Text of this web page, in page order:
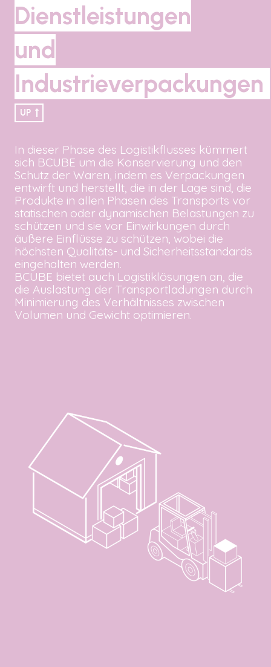
Dienstleistungen
und
Industrieverpackungen
UP
In dieser Phase des Logistikflusses kümmert
sich BCUBE um die Konservierung und den
Schutz der Waren, indem es Verpackungen
entwirft und herstellt, die in der Lage sind, die
Produkte in allen Phasen des Transports vor
statischen oder dynamischen Belastungen zu
schützen und sie vor Einwirkungen durch
äußere Einflüsse zu schützen, wobei die
höchsten Qualitäts- und Sicherheitsstandards
eingehalten werden.
BCUBE bietet auch Logistiklösungen an, die
die Auslastung der Transportladungen durch
Minimierung des Verhältnisses zwischen
Volumen und Gewicht optimieren.